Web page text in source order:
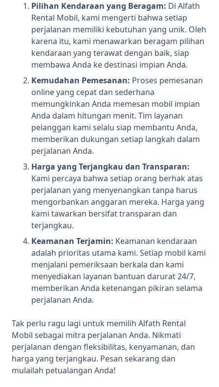
Pilihan Kendaraan yang Beragam: Di Alfath
Rental Mobil, kami mengerti bahwa setiap
perjalanan memiliki kebutuhan yang unik. Oleh
karena itu, kami menawarkan beragam pilihan
kendaraan yang terawat dengan baik, siap
membawa Anda ke destinasi impian Anda.
Kemudahan Pemesanan: Proses pemesanan
online yang cepat dan sederhana
memungkinkan Anda memesan mobil impian
Anda dalam hitungan menit. Tim layanan
pelanggan kami selalu siap membantu Anda,
memberikan dukungan setiap langkah dalam
perjalanan Anda.
Harga yang Terjangkau dan Transparan:
Kami percaya bahwa setiap orang berhak atas
perjalanan yang menyenangkan tanpa harus
mengorbankan anggaran mereka. Harga yang
kami tawarkan bersifat transparan dan
terjangkau.
Keamanan Terjamin: Keamanan kendaraan
adalah prioritas utama kami. Setiap mobil kami
menjalani pemeriksaan berkala dan kami
menyediakan layanan bantuan darurat 24/7,
memberikan Anda ketenangan pikiran selama
perjalanan Anda.
Tak perlu ragu lagi untuk memilih Alfath Rental
Mobil sebagai mitra perjalanan Anda. Nikmati
perjalanan dengan fleksibilitas, kenyamanan, dan
harga yang terjangkau. Pesan sekarang dan
mulailah petualangan Anda!